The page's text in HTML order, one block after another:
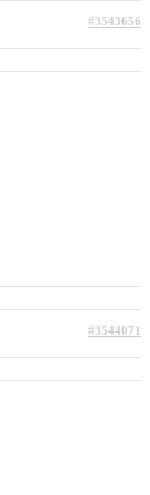
#3543656
#3544071